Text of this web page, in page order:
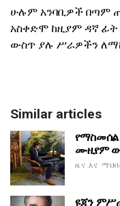
ሁሉም አንባቢዎች በጣም
አስቀድሞ ከዚያም ዳኛ ፊት
ውስጥ ያሉ ሥራዎችን
Similar articles
የማስመሰል
ሙዚየም
ዜና እና
ዩጂን